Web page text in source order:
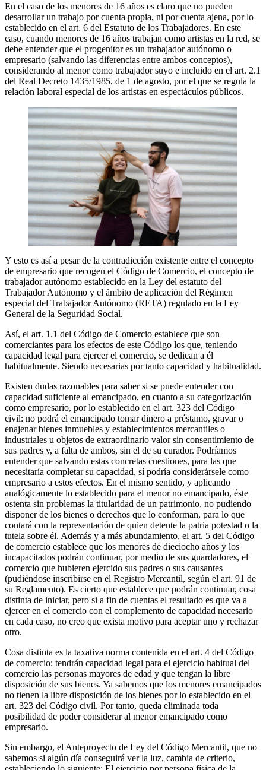
En el caso de los menores de 16 años es claro que no pueden
desarrollar un trabajo por cuenta propia, ni por cuenta ajena, por lo
establecido en el art. 6 del Estatuto de los Trabajadores. En este
caso, cuando menores de 16 años trabajan como artistas en la red, se
debe entender que el progenitor es un trabajador autónomo o
empresario (salvando las diferencias entre ambos conceptos),
considerando al menor como trabajador suyo e incluido en el art. 2.1
del Real Decreto 1435/1985, de 1 de agosto, por el que se regula la
relación laboral especial de los artistas en espectáculos públicos.
Y esto es así a pesar de la contradicción existente entre el concepto
de empresario que recogen el Código de Comercio, el concepto de
trabajador autónomo establecido en la Ley del estatuto del
Trabajador Autónomo y el ámbito de aplicación del Régimen
especial del Trabajador Autónomo (RETA) regulado en la Ley
General de la Seguridad Social.
Así, el art. 1.1 del Código de Comercio establece que son
comerciantes para los efectos de este Código los que, teniendo
capacidad legal para ejercer el comercio, se dedican a él
habitualmente. Siendo necesarias por tanto capacidad y habitualidad.
Existen dudas razonables para saber si se puede entender con
capacidad suficiente al emancipado, en cuanto a su categorización
como empresario, por lo establecido en el art. 323 del Código
civil: no podrá el emancipado tomar dinero a préstamo, gravar o
enajenar bienes inmuebles y establecimientos mercantiles o
industriales u objetos de extraordinario valor sin consentimiento de
sus padres y, a falta de ambos, sin el de su curador. Podríamos
entender que salvando estas concretas cuestiones, para las que
necesitaría completar su capacidad, sí podría considerársele como
empresario a estos efectos. En el mismo sentido, y aplicando
analógicamente lo establecido para el menor no emancipado, éste
ostenta sin problemas la titularidad de un patrimonio, no pudiendo
disponer de los bienes o derechos que lo conforman, para lo que
contará con la representación de quien detente la patria potestad o la
tutela sobre él. Además y a más abundamiento, el art. 5 del Código
de comercio establece que los menores de dieciocho años y los
incapacitados podrán continuar, por medio de sus guardadores, el
comercio que hubieren ejercido sus padres o sus causantes
(pudiéndose inscribirse en el Registro Mercantil, según el art. 91 de
su Reglamento). Es cierto que establece que podrán continuar, cosa
distinta de iniciar, pero si a fin de cuentas el resultado es que va a
ejercer en el comercio con el complemento de capacidad necesario
en cada caso, no creo que exista motivo para aceptar uno y rechazar
otro.
Cosa distinta es la taxativa norma contenida en el art. 4 del Código
de comercio: tendrán capacidad legal para el ejercicio habitual del
comercio las personas mayores de edad y que tengan la libre
disposición de sus bienes. Ya sabemos que los menores emancipados
no tienen la libre disposición de los bienes por lo establecido en el
art. 323 del Código civil. Por tanto, queda eliminada toda
posibilidad de poder considerar al menor emancipado como
empresario.
Sin embargo, el Anteproyecto de Ley del Código Mercantil, que no
sabemos si algún día conseguirá ver la luz, cambia de criterio,